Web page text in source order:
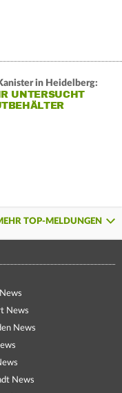
in Heidelberg:
UNTERSUCHT
TOP-MELDUNGEN
News
News
News